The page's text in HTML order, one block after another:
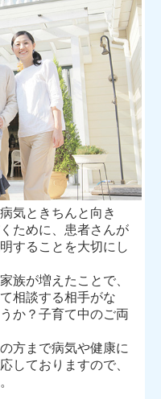
気ときちんと向き
ために、患者さんが
することを大切にし
族が増えたことで、
相談する相手がな
か？子育て中のご両
方まで病気や健康に
しておりますので、